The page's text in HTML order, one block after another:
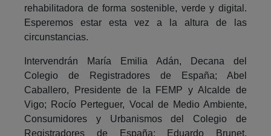
rehabilitadora de forma sostenible, verde y digital.
Esperemos estar esta vez a la altura de las
circunstancias.
Intervendrán María Emilia Adán, Decana del
Colegio de Registradores de España; Abel
Caballero, Presidente de la FEMP y Alcalde de
Vigo; Rocío Perteguer, Vocal de Medio Ambiente,
Consumidores y Urbanismos del Colegio de
Registradores de España; Eduardo Brunet,